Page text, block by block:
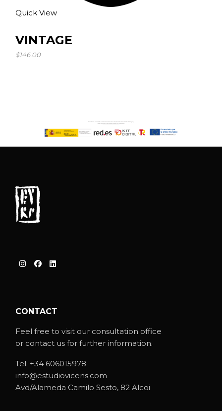
Quick View
VINTAGE
$146.00
CONTACT
Feel free to visit our consultation office
or contact us for further information.
Tel: +34 606015978
info@estudiovicens.com
Avd/Alameda Camilo Sesto, 82 Alcoi